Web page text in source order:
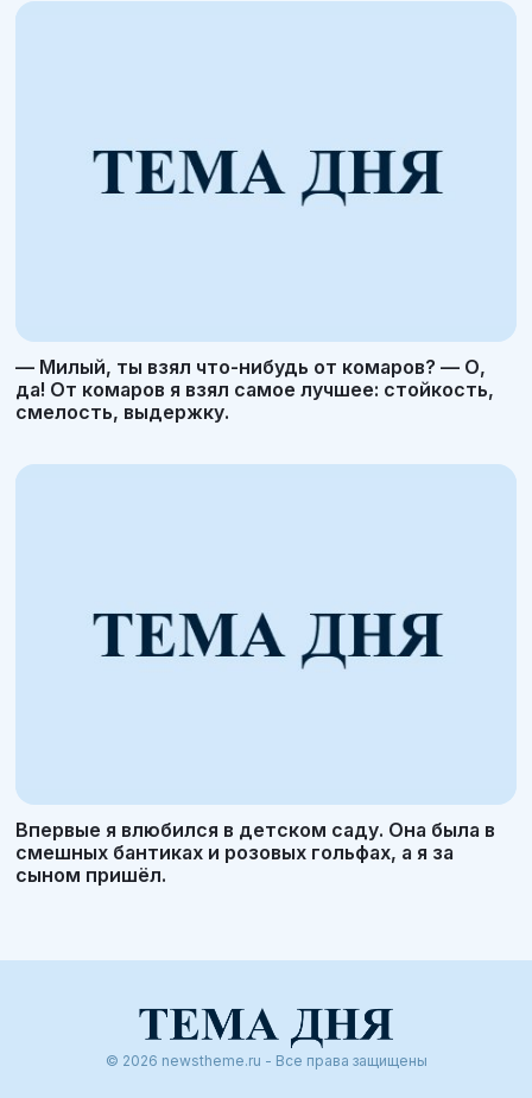
— Милый, ты взял что-нибудь от комаров? — О,
да! От комаров я взял самое лучшее: стойкость,
смелость, выдержку.
Впервые я влюбился в детском саду. Она была в
смешных бантиках и розовых гольфах, а я за
сыном пришёл.
© 2026 newstheme.ru - Все права защищены